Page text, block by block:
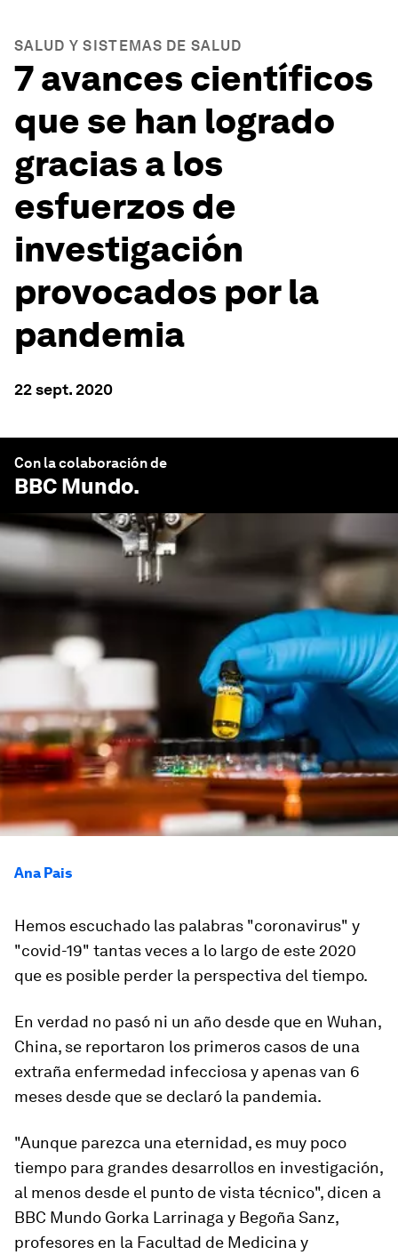
SALUD Y SISTEMAS DE SALUD
7 avances científicos
que se han logrado
gracias a los
esfuerzos de
investigación
provocados por la
pandemia
22 sept. 2020
Con la colaboración de
BBC Mundo.
Ana Pais
Hemos escuchado las palabras "coronavirus" y
"covid-19" tantas veces a lo largo de este 2020
que es posible perder la perspectiva del tiempo.
En verdad no pasó ni un año desde que en Wuhan,
China, se reportaron los primeros casos de una
extraña enfermedad infecciosa y apenas van 6
meses desde que se declaró la pandemia.
"Aunque parezca una eternidad, es muy poco
tiempo para grandes desarrollos en investigación,
al menos desde el punto de vista técnico", dicen a
BBC Mundo Gorka Larrinaga y Begoña Sanz,
profesores en la Facultad de Medicina y